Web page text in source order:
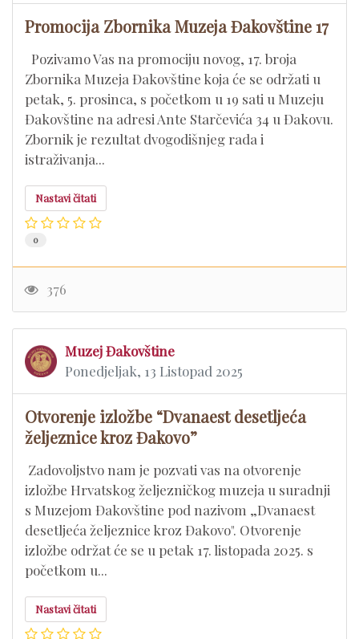
Promocija Zbornika Muzeja Đakovštine 17
Pozivamo Vas na promociju novog, 17. broja
Zbornika Muzeja Đakovštine koja će se održati u
petak, 5. prosinca, s početkom u 19 sati u Muzeju
Đakovštine na adresi Ante Starčevića 34 u Đakovu.
Zbornik je rezultat dvogodišnjeg rada i
istraživanja...
Nastavi čitati
0
376
Muzej Đakovštine
Ponedjeljak, 13 Listopad 2025
Otvorenje izložbe “Dvanaest desetljeća
željeznice kroz Đakovo”
Zadovoljstvo nam je pozvati vas na otvorenje
izložbe Hrvatskog željezničkog muzeja u suradnji
s Muzejom Đakovštine pod nazivom „Dvanaest
desetljeća željeznice kroz Đakovo". Otvorenje
izložbe održat će se u petak 17. listopada 2025. s
početkom u...
Nastavi čitati